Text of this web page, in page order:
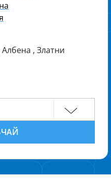
, Златни